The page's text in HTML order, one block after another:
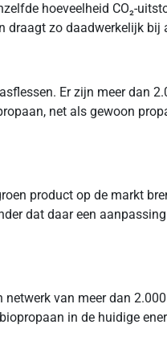
hoeveelheid CO₂-
zo daadwerkelijk bij
Er zijn meer dan
net als gewoon
product op de markt
dat daar een
van meer dan
in de huidige